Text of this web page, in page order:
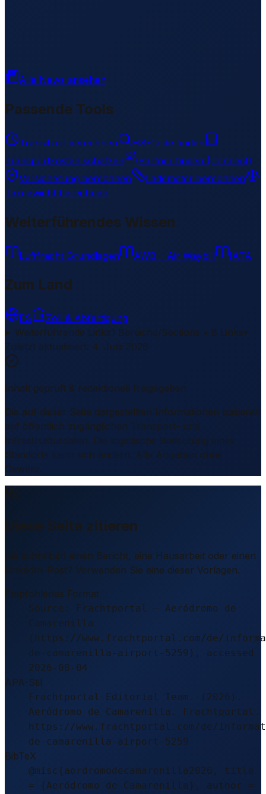
Alle News ansehen
Passende Tools
Transitzeit berechnen
HS-Code finden
Transportkosten schätzen
Partner finden (Connect)
Versicherung berechnen
Lademeter berechnen
Taxgewicht berechnen
Weiterführendes Wissen
Luftfracht Grundlagen AWB – Air Waybill IATA
Zum Land
ES
Zoll & Abfertigung
Weiterführende Links1 Bereiche/Sections • 8 Links▾
Zuletzt aktualisiert: 4. Juni 2026
Inhalt geprüft & redaktionell freigegeben
Die auf dieser Seite dargestellten Informationen basieren
auf öffentlich zugänglichen Transport- und
Infrastrukturdaten. Die logistische Bedeutung eines
Standorts kann sich ändern. Alle Angaben ohne
Gewähr.
Diese Seite zitieren
Sie schreiben einen Bericht, eine Hausarbeit oder einen
LinkedIn-Post? Verwenden Sie eine dieser Vorlagen.
Empfohlenes Format
Source: Frachtportal – Aeródromo de
Camarenilla
(https://www.frachtportal.com/de/
de-camarenilla-airport-5259), accessed
2026-08-04
APA-Stil
Frachtportal Editorial Team. (2026).
Aeródromo de Camarenilla. Frachtportal.
https://www.frachtportal.com/de/
de-camarenilla-airport-5259
BibTeX
@misc{aerdromodecamarenilla2026, title
= {Aeródromo de Camarenilla}, author =